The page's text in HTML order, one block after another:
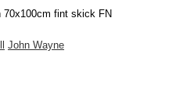
70x100cm fint skick FN
John Wayne